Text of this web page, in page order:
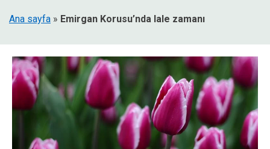
Ana sayfa » Emirgan Korusu’nda lale zamanı